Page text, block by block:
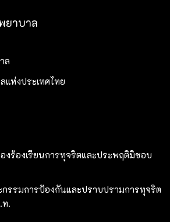
ยาบาล
ล
แห่งประเทศไทย
องร้องเรียนการทุจริตและประพฤติมิชอบ
รรมการป้องกันและปราบปรามการทุจริต
ท.